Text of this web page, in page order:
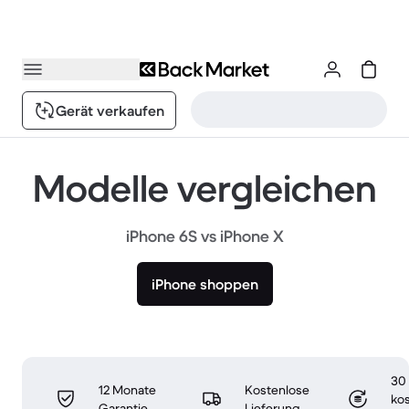
Gerät verkaufen
Modelle vergleichen
iPhone 6S vs iPhone X
iPhone shoppen
12 Monate
Kostenlose
30